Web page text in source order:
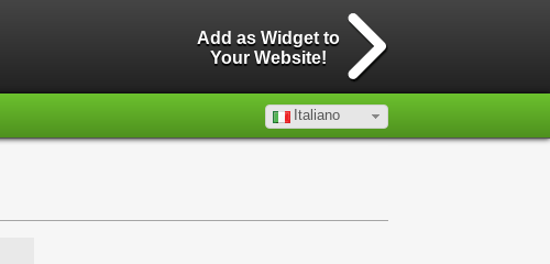
Add as Widget to
Your Website!
Italiano